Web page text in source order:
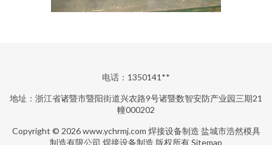
电话：1350141**
地址：浙江省诸暨市暨阳街道兴农路9号诸暨数智安防产业园三期21
幢000202
Copyright © 2026www.ychrmj.com 焊接设备制造 盐城市浩然模具
制造有限公司 焊接设备制造 版权所有Sitemap